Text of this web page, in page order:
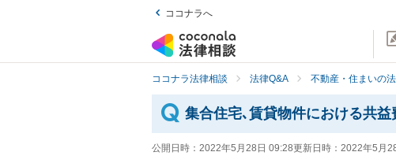
ココナラへ
ココナラ法律相談 法律Q&A 不動産・住まいの
集合住宅､賃貸物件における共益
公開日時： 2022年5月28日 09:28更新日時： 2022年5月